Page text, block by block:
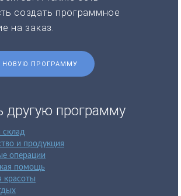
создать программное
на заказ.
НОВУЮ ПРОГРАММУ
другую программу
склад
и продукция
операции
помощь
красоты